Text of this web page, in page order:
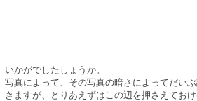
いかがでしたしょうか。
写真によって、その写真の暗さによってだい
きますが、とりあえずはこの辺を押さえてお